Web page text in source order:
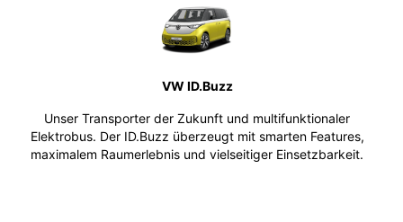
VW ID.Buzz
Unser Transporter der Zukunft und multifunktionaler
Elektrobus. Der ID.Buzz überzeugt mit smarten Features,
maximalem Raumerlebnis und vielseitiger Einsetzbarkeit.